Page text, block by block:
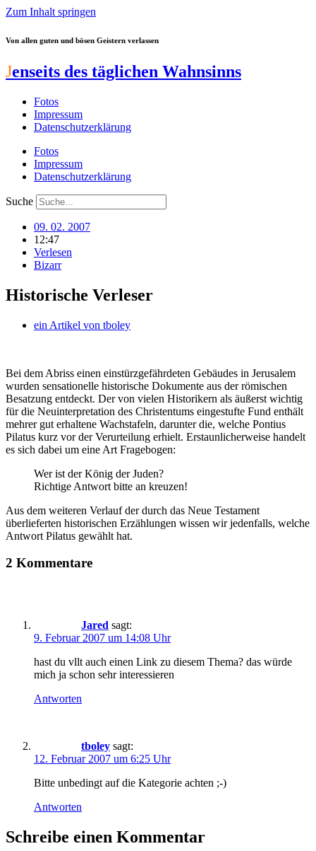
Zum Inhalt springen
Von allen guten und bösen Geistern verlassen
Jenseits des täglichen Wahnsinns
Fotos
Impressum
Datenschutzerklärung
Fotos
Impressum
Datenschutzerklärung
Suche
09. 02. 2007
12:47
Verlesen
Bizarr
Historische Verleser
ein Artikel von tboley
Bei dem Abriss einen einstürzgefährdeten Gebäudes in Jerusalem
wurden sensationelle historische Dokumente aus der römischen
Besatzung entdeckt. Der von vielen Historikern als äußerst wichtig
für die Neuinterpretation des Christentums eingestufte Fund enthält
mehrer gut erhaltene Wachstafeln, darunter die, welche Pontius
Pilatus kurz vor der Verurteilung erhielt. Erstaunlicherweise handelt
es sich dabei um eine Art Fragebogen:
Wer ist der König der Juden?
Richtige Antwort bitte an kreuzen!
Aus dem weiteren Verlauf der durch das Neue Testament
überlieferten historischen Erzählungen wissen wir jedenfalls, welche
Antwort Pilatus gewählt hat.
2 Kommentare
Jared sagt:
9. Februar 2007 um 14:08 Uhr
hast du vllt auch einen Link zu diesem Thema? das würde
mich ja schon sehr interessieren
Antworten
tboley sagt:
12. Februar 2007 um 6:25 Uhr
Bitte unbedingt auf die Kategorie achten ;-)
Antworten
Schreibe einen Kommentar